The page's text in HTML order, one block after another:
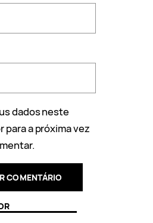
dados neste
para a próxima vez